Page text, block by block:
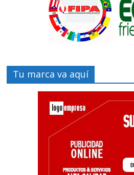
Tu marca va aquí